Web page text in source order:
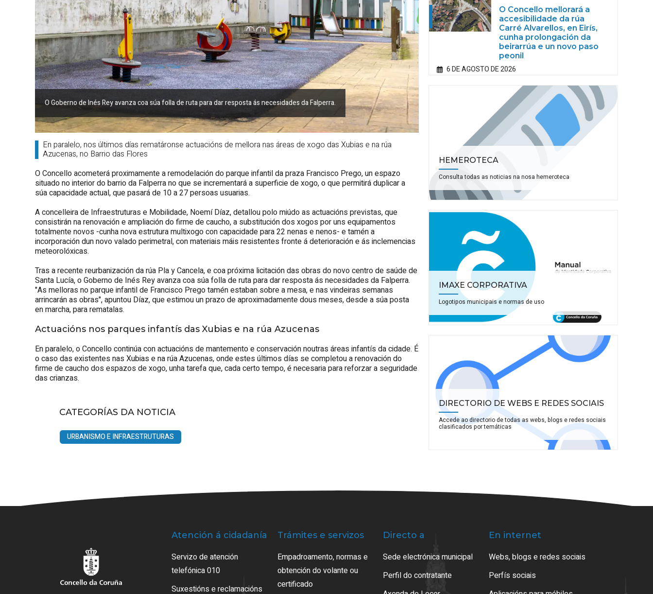
O Goberno de Inés Rey avanza coa súa folla de ruta para dar resposta ás necesidades da Falperra.
En paralelo, nos últimos días rematáronse actuacións de mellora nas áreas de xogo das Xubias e na rúa
Azucenas, no Barrio das Flores
O Concello acometerá proximamente a remodelación do parque infantil da praza Francisco Prego, un espazo
situado no interior do barrio da Falperra no que se incrementará a superficie de xogo, o que permitirá duplicar a
súa capacidade actual, que pasará de 10 a 27 persoas usuarias.
A concelleira de Infraestruturas e Mobilidade, Noemí Díaz, detallou polo miúdo as actuacións previstas, que
consistirán na renovación e ampliación do firme de caucho, a substitución dos xogos por uns equipamentos
totalmente novos -cunha nova estrutura multixogo con capacidade para 22 nenas e nenos- e tamén a
incorporación dun novo valado perimetral, con materiais máis resistentes fronte á deterioración e ás inclemencias
meteorolóxicas.
Tras a recente reurbanización da rúa Pla y Cancela, e coa próxima licitación das obras do novo centro de saúde de
Santa Lucía, o Goberno de Inés Rey avanza coa súa folla de ruta para dar resposta ás necesidades da Falperra.
"As melloras no parque infantil de Francisco Prego tamén estaban sobre a mesa, e nas vindeiras semanas
arrincarán as obras", apuntou Díaz, que estimou un prazo de aproximadamente dous meses, desde a súa posta
en marcha, para rematalas.
Actuacións nos parques infantís das Xubias e na rúa Azucenas
En paralelo, o Concello continúa con actuacións de mantemento e conservación noutras áreas infantís da cidade. É
o caso das existentes nas Xubias e na rúa Azucenas, onde estes últimos días se completou a renovación do
firme de caucho dos espazos de xogo, unha tarefa que, cada certo tempo, é necesaria para reforzar a seguridade
das crianzas.
CATEGORÍAS DA NOTICIA
URBANISMO E INFRAESTRUTURAS
O Concello mellorará a
accesibilidade da rúa
Carré Alvarellos, en Eirís,
cunha prolongación da
beirarrúa e un novo paso
peonil
6 DE AGOSTO DE 2026
HEMEROTECA
Consulta todas as noticias na nosa hemeroteca
IMAXE CORPORATIVA
Logotipos municipais e normas de uso
DIRECTORIO DE WEBS E REDES SOCIAIS
Accede ao directorio de todas as webs, blogs e redes sociais
clasificados por temáticas
Atención á cidadanía
Servizo de atención
telefónica 010
Suxestións e reclamacións
Trámites e servizos
Empadroamento, normas e
obtención do volante ou
certificado
Directo a
Sede electrónica municipal
Perfil do contratante
En internet
Webs, blogs e redes sociais
Perfís sociais